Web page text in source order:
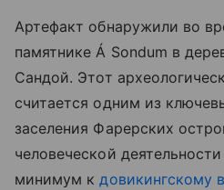
Артефакт обнаружили во
памятнике Á Sondum в
Сандой. Этот
считается одним из
заселения Фарерских
человеческой
минимум кдовикингскому